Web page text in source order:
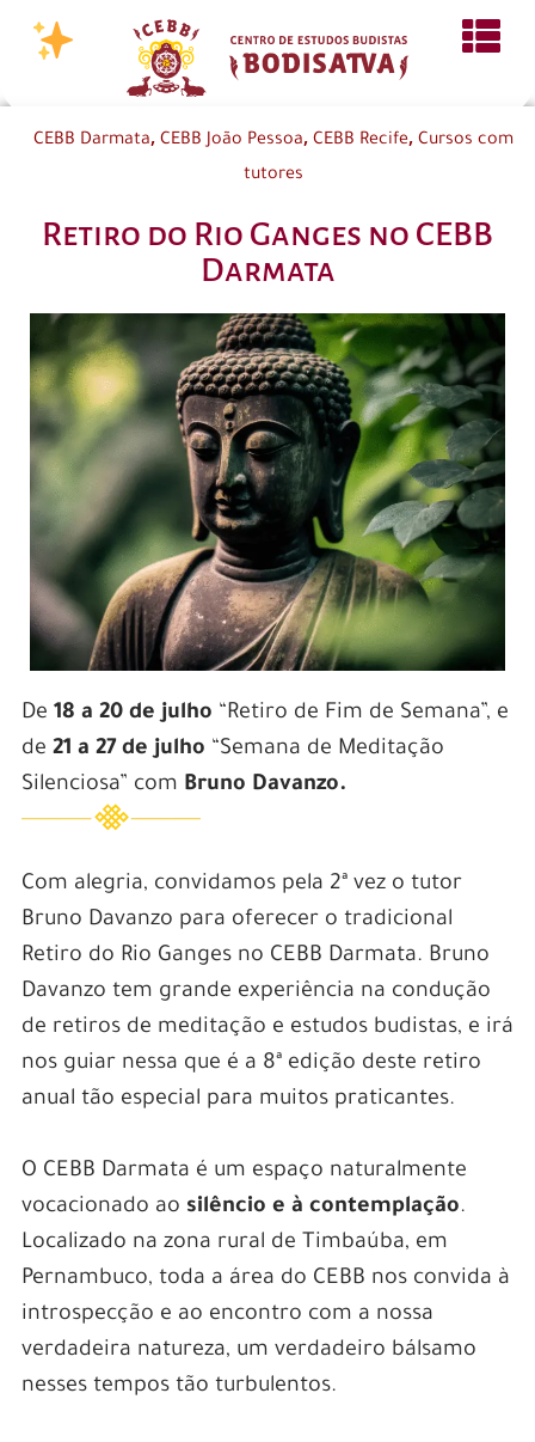
CEBB Darmata, CEBB João Pessoa, CEBB Recife, Cursos com
tutores
Retiro do Rio Ganges no CEBB
Darmata
De 18 a 20 de julho “Retiro de Fim de Semana”, e
de 21 a 27 de julho “Semana de Meditação
Silenciosa” com Bruno Davanzo.
Com alegria, convidamos pela 2ª vez o tutor
Bruno Davanzo para oferecer o tradicional
Retiro do Rio Ganges no CEBB Darmata. Bruno
Davanzo tem grande experiência na condução
de retiros de meditação e estudos budistas, e irá
nos guiar nessa que é a 8ª edição deste retiro
anual tão especial para muitos praticantes.
O CEBB Darmata é um espaço naturalmente
vocacionado ao silêncio e à contemplação.
Localizado na zona rural de Timbaúba, em
Pernambuco, toda a área do CEBB nos convida à
introspecção e ao encontro com a nossa
verdadeira natureza, um verdadeiro bálsamo
nesses tempos tão turbulentos.